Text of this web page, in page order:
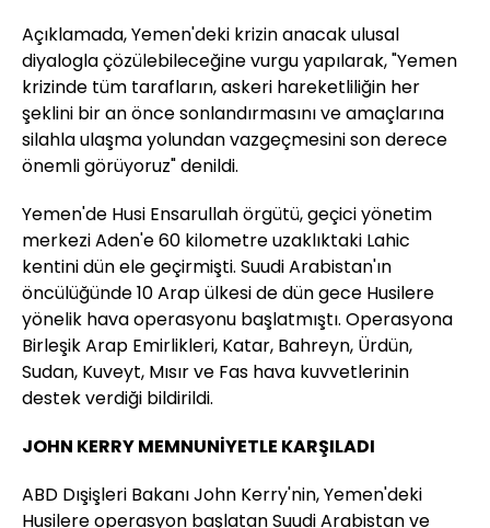
Açıklamada, Yemen'deki krizin anacak ulusal
diyalogla çözülebileceğine vurgu yapılarak, "Yemen
krizinde tüm tarafların, askeri hareketliliğin her
şeklini bir an önce sonlandırmasını ve amaçlarına
silahla ulaşma yolundan vazgeçmesini son derece
önemli görüyoruz" denildi.
Yemen'de Husi Ensarullah örgütü, geçici yönetim
merkezi Aden'e 60 kilometre uzaklıktaki Lahic
kentini dün ele geçirmişti. Suudi Arabistan'ın
öncülüğünde 10 Arap ülkesi de dün gece Husilere
yönelik hava operasyonu başlatmıştı. Operasyona
Birleşik Arap Emirlikleri, Katar, Bahreyn, Ürdün,
Sudan, Kuveyt, Mısır ve Fas hava kuvvetlerinin
destek verdiği bildirildi.
JOHN KERRY MEMNUNİYETLE KARŞILADI
ABD Dışişleri Bakanı John Kerry'nin, Yemen'deki
Husilere operasyon başlatan Suudi Arabistan ve